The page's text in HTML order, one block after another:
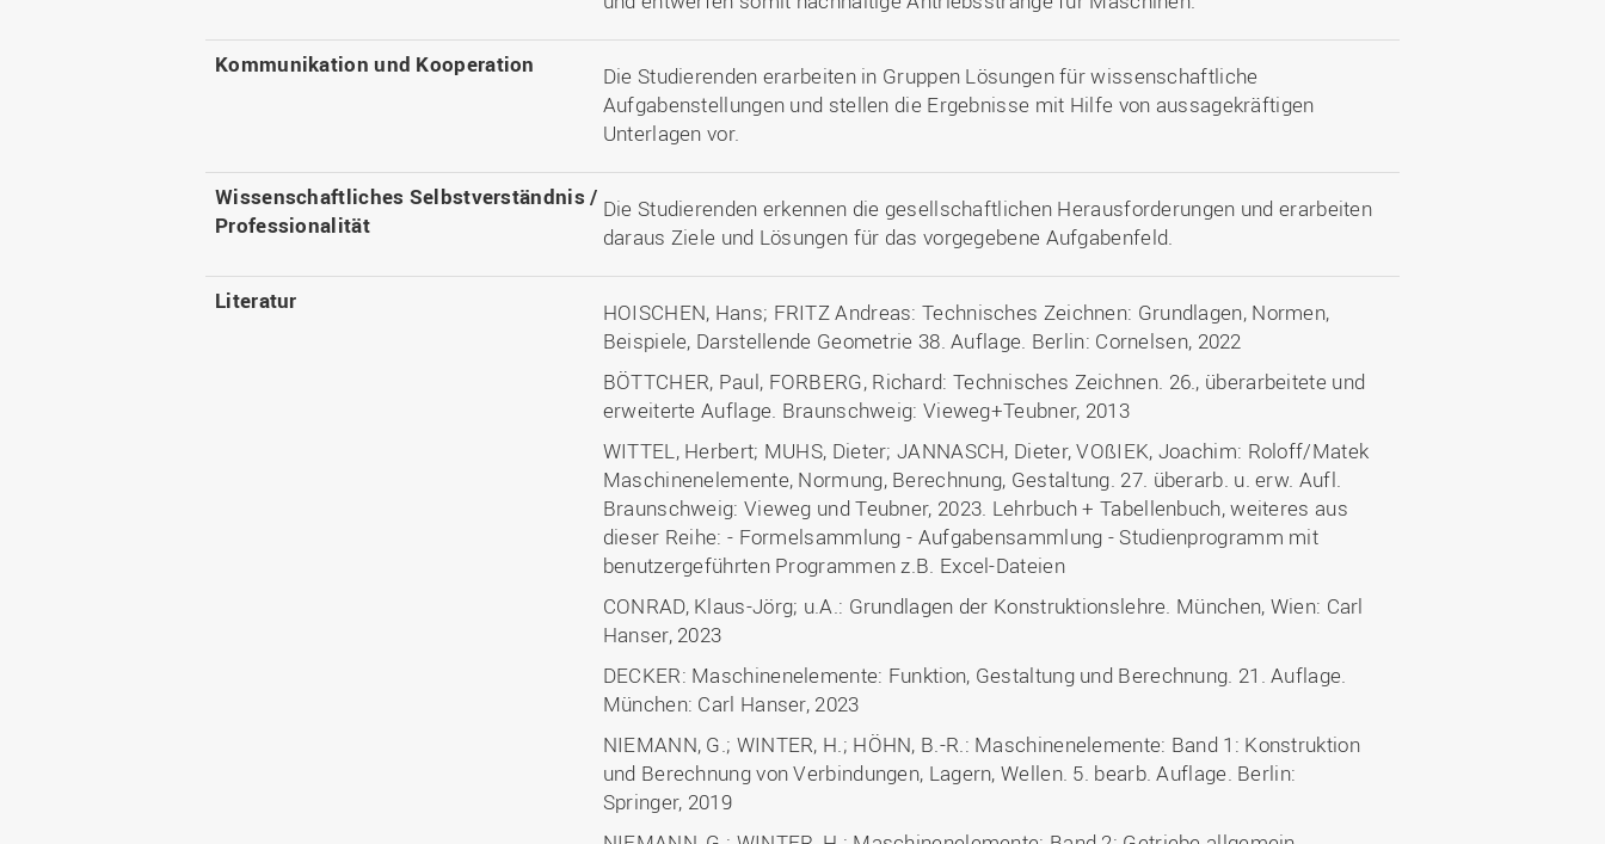
Kommunikation und Kooperation
Die Studierenden erarbeiten in Gruppen Lösungen für wissenschaftliche
Aufgabenstellungen und stellen die Ergebnisse mit Hilfe von aussagekräftigen
Unterlagen vor.
Wissenschaftliches Selbstverständnis /
Professionalität
Die Studierenden erkennen die gesellschaftlichen Herausforderungen und erarbeiten
daraus Ziele und Lösungen für das vorgegebene Aufgabenfeld.
Literatur
HOISCHEN, Hans; FRITZ Andreas: Technisches Zeichnen: Grundlagen, Normen,
Beispiele, Darstellende Geometrie 38. Auflage. Berlin: Cornelsen, 2022
BÖTTCHER, Paul, FORBERG, Richard: Technisches Zeichnen. 26., überarbeitete und
erweiterte Auflage. Braunschweig: Vieweg+Teubner, 2013
WITTEL, Herbert; MUHS, Dieter; JANNASCH, Dieter, VOßIEK, Joachim: Roloff/Matek
Maschinenelemente, Normung, Berechnung, Gestaltung. 27. überarb. u. erw. Aufl.
Braunschweig: Vieweg und Teubner, 2023. Lehrbuch + Tabellenbuch, weiteres aus
dieser Reihe: - Formelsammlung - Aufgabensammlung - Studienprogramm mit
benutzergeführten Programmen z.B. Excel-Dateien
CONRAD, Klaus-Jörg; u.A.: Grundlagen der Konstruktionslehre. München, Wien: Carl
Hanser, 2023
DECKER: Maschinenelemente: Funktion, Gestaltung und Berechnung. 21. Auflage.
München: Carl Hanser, 2023
NIEMANN, G.; WINTER, H.; HÖHN, B.-R.: Maschinenelemente: Band 1: Konstruktion
und Berechnung von Verbindungen, Lagern, Wellen. 5. bearb. Auflage. Berlin:
Springer, 2019